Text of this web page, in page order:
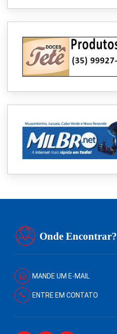
Onde Encontrar?
MANDE UM E-MAIL
ENTRE EM CONTATO